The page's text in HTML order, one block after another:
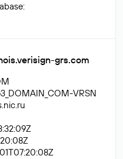
grs.com
VRSN